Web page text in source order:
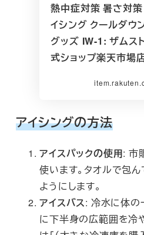
熱中症対策 暑さ対策
イシング クールダウ
グッズ IW-1: ザムス
式ショップ楽天市場
アイシングの方法
アイスパックの使用: 市
使います。タオルで包
ようにします。
アイスバス: 冷水に体の
に下半身の広範囲を冷